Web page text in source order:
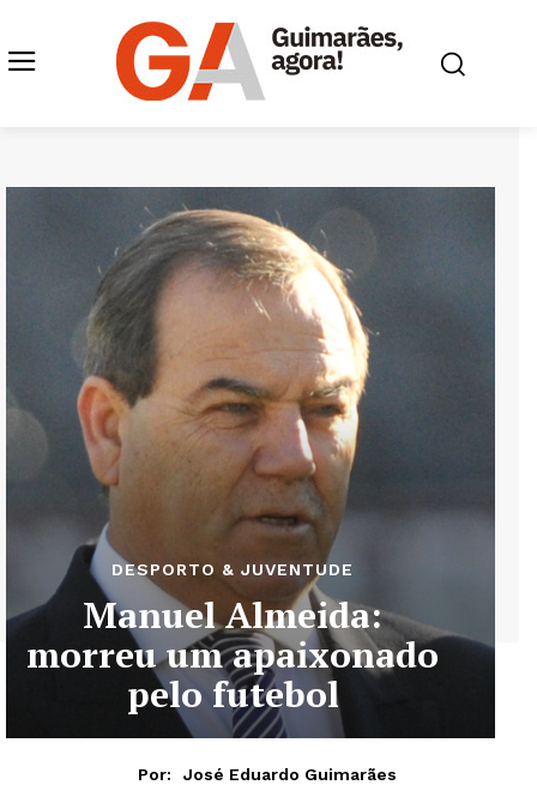
DESPORTO & JUVENTUDE
Manuel Almeida:
morreu um apaixonado
pelo futebol
Por:
José Eduardo Guimarães